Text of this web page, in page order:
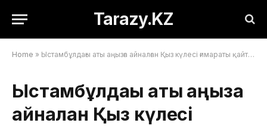
Tarazy.KZ
Home » Ыстамбұлдағы аты аңызға айналған Қыз күлесі ғимараты қайта ашылды
Ыстамбұлдағы аты аңызға
айналған Қыз күлесі